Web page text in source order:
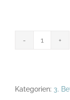
Beton
Kategorien: 3.